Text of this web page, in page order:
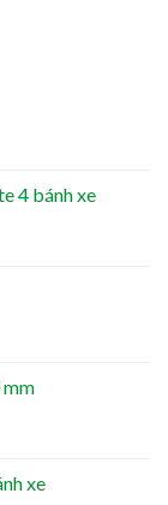
4 bánh xe
xe